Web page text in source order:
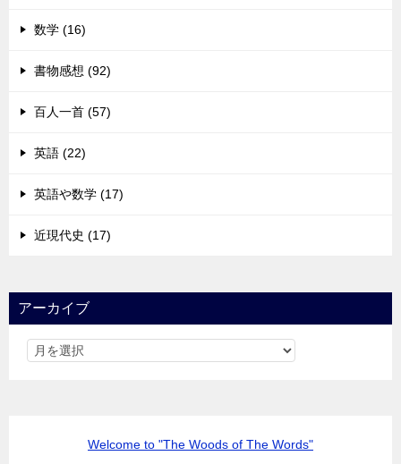
数学 (16)
書物感想 (92)
百人一首 (57)
英語 (22)
英語や数学 (17)
近現代史 (17)
アーカイブ
Welcome to "The Woods of The Words"